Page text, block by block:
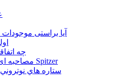
آیا براستی
چه
مصاحبه ای با تلسکوپ فضایی Spitzer
ستاره هاي